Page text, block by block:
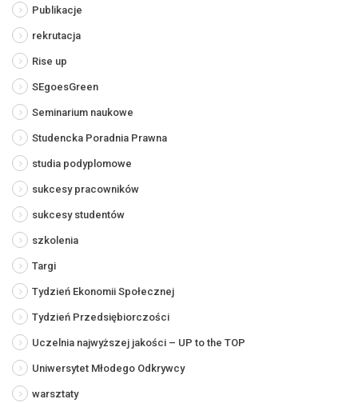
Publikacje
rekrutacja
Rise up
SEgoesGreen
Seminarium naukowe
Studencka Poradnia Prawna
studia podyplomowe
sukcesy pracowników
sukcesy studentów
szkolenia
Targi
Tydzień Ekonomii Społecznej
Tydzień Przedsiębiorczości
Uczelnia najwyższej jakości – UP to the TOP
Uniwersytet Młodego Odkrywcy
warsztaty